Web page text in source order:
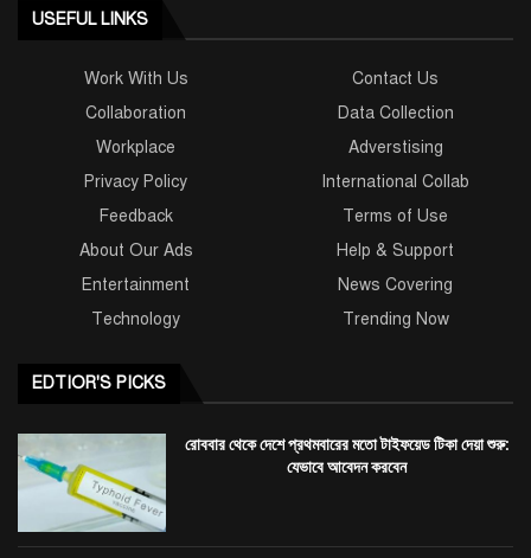
USEFUL LINKS
Work With Us
Contact Us
Collaboration
Data Collection
Workplace
Adverstising
Privacy Policy
International Collab
Feedback
Terms of Use
About Our Ads
Help & Support
Entertainment
News Covering
Technology
Trending Now
EDTIOR'S PICKS
রোববার থেকে দেশে প্রথমবারের মতো টাইফয়েড টিকা দেয়া শুরু:
যেভাবে আবেদন করবেন